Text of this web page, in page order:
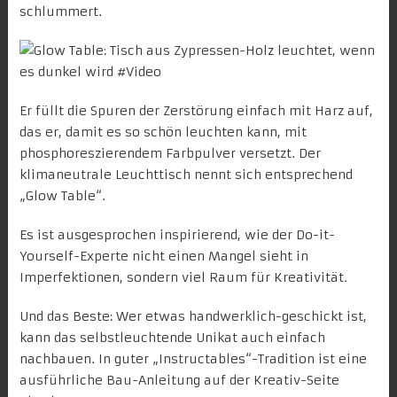
schlummert.
Er füllt die Spuren der Zerstörung einfach mit Harz auf,
das er, damit es so schön leuchten kann, mit
phosphoreszierendem Farbpulver versetzt. Der
klimaneutrale Leuchttisch nennt sich entsprechend
„Glow Table“.
Es ist ausgesprochen inspirierend, wie der Do-it-
Yourself-Experte nicht einen Mangel sieht in
Imperfektionen, sondern viel Raum für Kreativität.
Und das Beste: Wer etwas handwerklich-geschickt ist,
kann das selbstleuchtende Unikat auch einfach
nachbauen. In guter „Instructables“-Tradition ist eine
ausführliche Bau-Anleitung auf der Kreativ-Seite